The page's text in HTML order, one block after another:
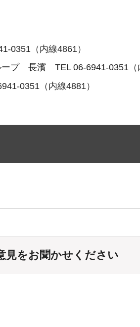
0351（内線4861）
ープ 長濱 TEL 06-6941-0351（
0351（内線4881）
見をお聞かせください